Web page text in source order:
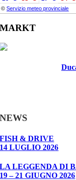
©Servizio meteo provinciale
MARKT
NEWS
FISH & DRIVE
14 LUGLIO 2026
LA LEGGENDA DI
19 – 21 GIUGNO 2026